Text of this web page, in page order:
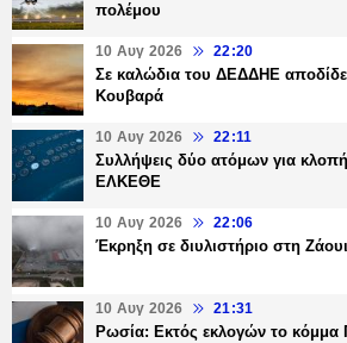
πολέμου
10 Αυγ 2026 22:20
Σε καλώδια του ΔΕΔΔΗΕ
Κουβαρά
10 Αυγ 2026 22:11
Συλλήψεις δύο ατόμων για
ΕΛΚΕΘΕ
10 Αυγ 2026 22:06
Έκρηξη σε διυλιστήριο στη
10 Αυγ 2026 21:31
Ρωσία: Εκτός εκλογών το κόμμα